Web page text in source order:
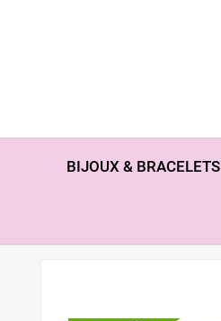
BIJOUX & BRACELETS